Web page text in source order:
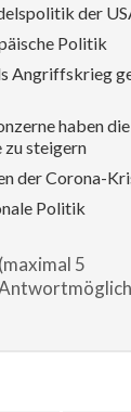
der
Politik
Angriffskrieg
haben
zu steigern
der Corona-
Politik
(maximal 5